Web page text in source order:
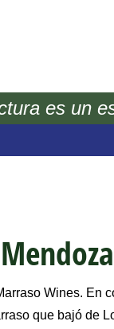
es un
Wines. En
que bajó de